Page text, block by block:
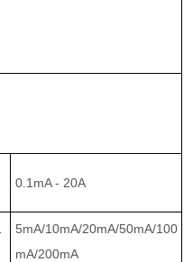
0.1mA - 20A
5mA/10mA/20mA/50mA/100
mA/200mA